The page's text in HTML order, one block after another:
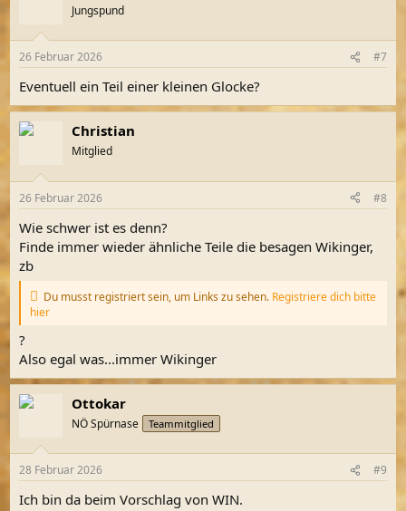
Jungspund
26 Februar 2026 #7
Eventuell ein Teil einer kleinen Glocke?
Christian
Mitglied
26 Februar 2026 #8
Wie schwer ist es denn?
Finde immer wieder ähnliche Teile die besagen Wikinger,
zb
Du musst registriert sein, um Links zu sehen. Registriere dich bitte
hier
?
Also egal was...immer Wikinger
Ottokar
NÖ Spürnase Teammitglied
28 Februar 2026 #9
Ich bin da beim Vorschlag von WIN.